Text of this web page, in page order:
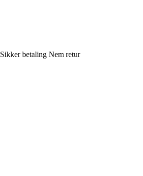
Sikker betaling Nem retur